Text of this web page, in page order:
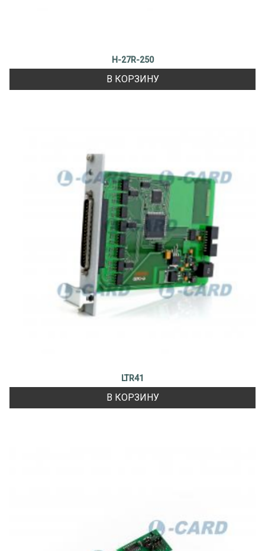
H-27R-250
В КОРЗИНУ
LTR41
В КОРЗИНУ